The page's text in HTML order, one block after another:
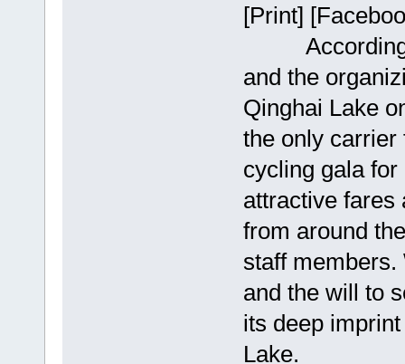
[Print]
According
and the
Qinghai Lake
the only carrier
cycling gala
attractive fares
from around
staff
and the will to
its deep
Lake.